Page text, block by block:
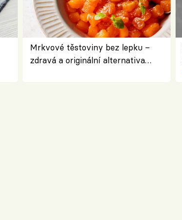
Mrkvové těstoviny bez lepku –
zdravá a originální alternativa